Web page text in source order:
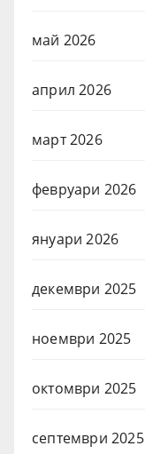
май 2026
април 2026
март 2026
февруари 2026
януари 2026
декември 2025
ноември 2025
октомври 2025
септември 2025